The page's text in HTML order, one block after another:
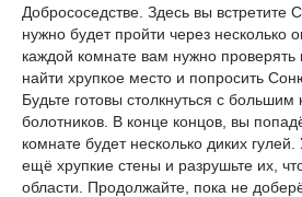
Добрососедстве. Здесь вы
нужно будет пройти через несколько
каждой комнате вам нужно проверять
найти хрупкое место и попросить
Будьте готовы столкнуться с большим
болотников. В конце концов, вы
комнате будет несколько диких
ещё хрупкие стены и разрушьте их,
области. Продолжайте, пока не